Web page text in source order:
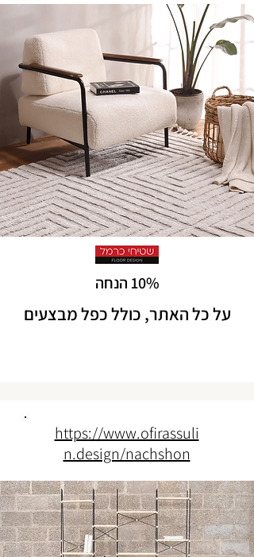
10% הנחה
על כל האתר, כולל כפל מבצעים
https://www.ofirassuli
n.design/nachshon